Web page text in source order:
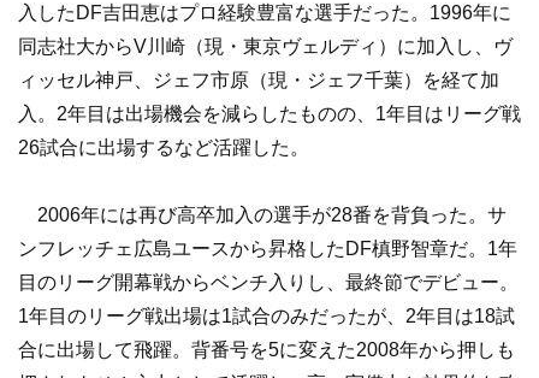
入したDF吉田恵はプロ経験豊富な選手だった。1996年に
同志社大からV川崎（現・東京ヴェルディ）に加入し、ヴ
ィッセル神戸、ジェフ市原（現・ジェフ千葉）を経て加
入。2年目は出場機会を減らしたものの、1年目はリーグ戦
26試合に出場するなど活躍した。
2006年には再び高卒加入の選手が28番を背負った。サ
ンフレッチェ広島ユースから昇格したDF槙野智章だ。1年
目のリーグ開幕戦からベンチ入りし、最終節でデビュー。
1年目のリーグ戦出場は1試合のみだったが、2年目は18試
合に出場して飛躍。背番号を5に変えた2008年から押しも